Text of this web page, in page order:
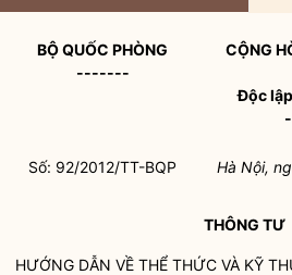
BỘ QUỐC PHÒNG
-------
CỘNG
Độc
Số: 92/2012/TT-BQP Hà Nội,
THÔNG TƯ
HƯỚNG DẪN VỀ THỂ THỨC VÀ KỸ